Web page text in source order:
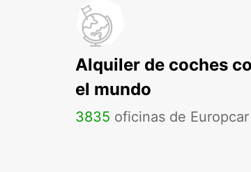
Alquiler de coches
el mundo
3835 oficinas de